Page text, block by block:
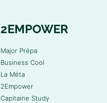
2EMPOWER
Major Prépa
Business Cool
La Méta
2Empower
Capitaine Study